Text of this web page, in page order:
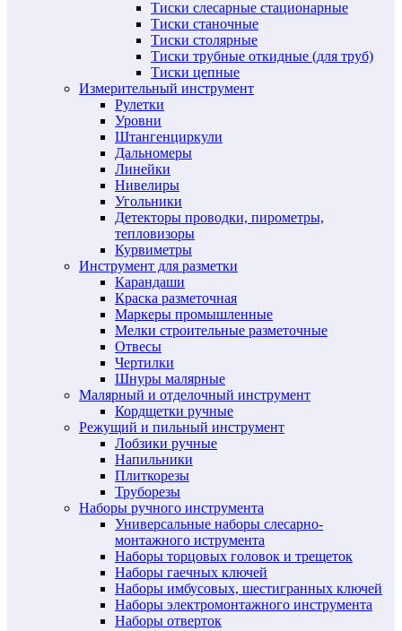
Тиски слесарные стационарные
Тиски станочные
Тиски столярные
Тиски трубные откидные (для труб)
Тиски цепные
Измерительный инструмент
Рулетки
Уровни
Штангенциркули
Дальномеры
Линейки
Нивелиры
Угольники
Детекторы проводки, пирометры,
тепловизоры
Курвиметры
Инструмент для разметки
Карандаши
Краска разметочная
Маркеры промышленные
Мелки строительные разметочные
Отвесы
Чертилки
Шнуры малярные
Малярный и отделочный инструмент
Кордщетки ручные
Режущий и пильный инструмент
Лобзики ручные
Напильники
Плиткорезы
Труборезы
Наборы ручного инструмента
Универсальные наборы слесарно-
монтажного иструмента
Наборы торцовых головок и трещеток
Наборы гаечных ключей
Наборы имбусовых, шестигранных ключей
Наборы электромонтажного инструмента
Наборы отверток